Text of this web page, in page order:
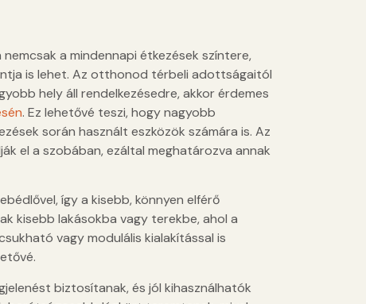
a mindennapi étkezések színtere,
is lehet. Az otthonod térbeli adottságaitól
hely áll rendelkezésedre, akkor érdemes
. Ez lehetővé teszi, hogy nagyobb
során használt eszközök számára is. Az
el a szobában, ezáltal meghatározva annak
így a kisebb, könnyen elférő
kisebb lakásokba vagy terekbe, ahol a
vagy modulális kialakítással is
biztosítanak, és jól kihasználhatók